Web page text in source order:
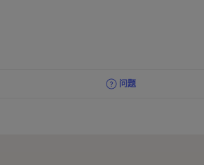
问题